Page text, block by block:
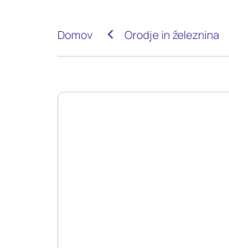
Domov Orodje in železnina